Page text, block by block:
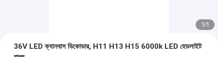
1/1
36V LED ক্যানবাস ডিকোডার, H11 H13 H15 6000k LED হেডলাইট